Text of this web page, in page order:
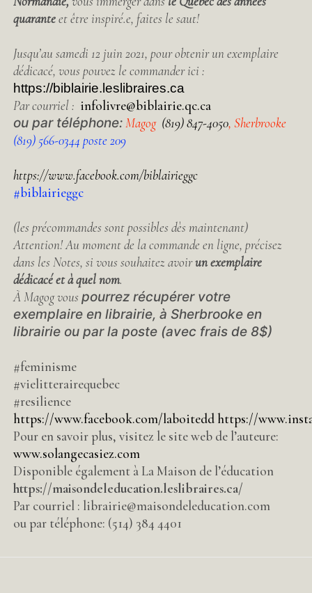
quaranteet être inspiré.e, faites le saut!
Jusqu’au samedi 12 juin 2021, pour obtenir un exemplaire
dédicacé, vous pouvez le commander ici :
https://biblairie.leslibraires.ca
Par courriel : infolivre@biblairie.qc.ca
ou par téléphone:Magog (819) 847-4050, Sherbrooke
(819) 566-0344 poste 209
https://www.facebook.com/biblairieggc
#biblairieggc
(les précommandes sont possibles dès maintenant)
Attention! Au moment de la commande en ligne, précisez
dans les Notes, si vous souhaitez avoirun exemplaire
dédicacé et à quel nom.
À Magog vous pourrez récupérer votre
exemplaire en librairie, à Sherbrooke en
librairie ou par la poste (avec frais de 8$)
#feminisme
#vielitterairequebec
#resilience
https://www.facebook.com/laboiteddhttps://
Pour en savoir plus, visitez le site web de l’auteure:
www.solangecasiez.com
Disponible également à La Maison de l’éducation
https://maisondeleducation.leslibraires.ca/
Par courriel : librairie@maisondeleducation.com
ou par téléphone: (514) 384 4401